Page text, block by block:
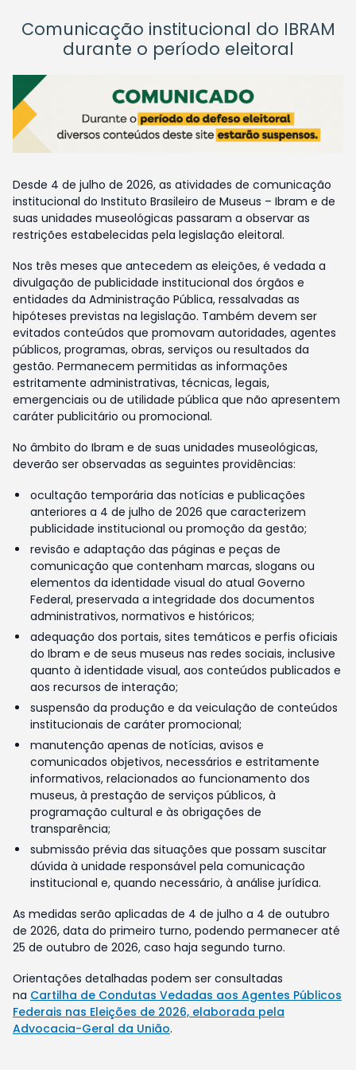
Comunicação institucional do IBRAM
durante o período eleitoral
Desde 4 de julho de 2026, as atividades de comunicação
institucional do Instituto Brasileiro de Museus – Ibram e de
suas unidades museológicas passaram a observar as
restrições estabelecidas pela legislação eleitoral.
Nos três meses que antecedem as eleições, é vedada a
divulgação de publicidade institucional dos órgãos e
entidades da Administração Pública, ressalvadas as
hipóteses previstas na legislação. Também devem ser
evitados conteúdos que promovam autoridades, agentes
públicos, programas, obras, serviços ou resultados da
gestão. Permanecem permitidas as informações
estritamente administrativas, técnicas, legais,
emergenciais ou de utilidade pública que não apresentem
caráter publicitário ou promocional.
No âmbito do Ibram e de suas unidades museológicas,
deverão ser observadas as seguintes providências:
ocultação temporária das notícias e publicações
anteriores a 4 de julho de 2026 que caracterizem
publicidade institucional ou promoção da gestão;
revisão e adaptação das páginas e peças de
comunicação que contenham marcas, slogans ou
elementos da identidade visual do atual Governo
Federal, preservada a integridade dos documentos
administrativos, normativos e históricos;
adequação dos portais, sites temáticos e perfis oficiais
do Ibram e de seus museus nas redes sociais, inclusive
quanto à identidade visual, aos conteúdos publicados e
aos recursos de interação;
suspensão da produção e da veiculação de conteúdos
institucionais de caráter promocional;
manutenção apenas de notícias, avisos e
comunicados objetivos, necessários e estritamente
informativos, relacionados ao funcionamento dos
museus, à prestação de serviços públicos, à
programação cultural e às obrigações de
transparência;
submissão prévia das situações que possam suscitar
dúvida à unidade responsável pela comunicação
institucional e, quando necessário, à análise jurídica.
As medidas serão aplicadas de 4 de julho a 4 de outubro
de 2026, data do primeiro turno, podendo permanecer até
25 de outubro de 2026, caso haja segundo turno.
Orientações detalhadas podem ser consultadas
na Cartilha de Condutas Vedadas aos Agentes Públicos
Federais nas Eleições de 2026, elaborada pela
Advocacia-Geral da União.